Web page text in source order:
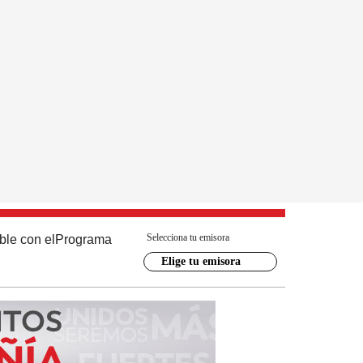
con el Programa Selecciona tu emisora
Elige tu emisora